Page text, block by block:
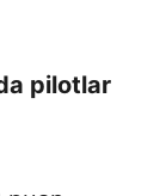
pilotlar